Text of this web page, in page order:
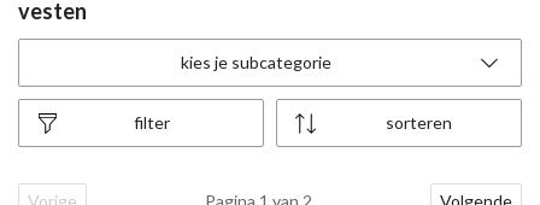
vesten
kies je subcategorie
sorteren
filter
Vorige Pagina 1 van 2 Volgende